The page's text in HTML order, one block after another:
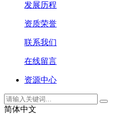
发展历程
资质荣誉
联系我们
在线留言
资源中心
简体中文